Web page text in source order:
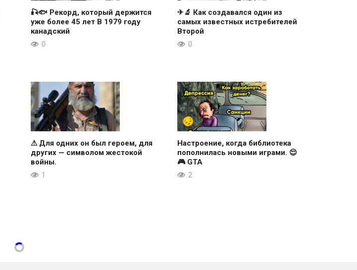
🎣🐟 Рекорд, который держится
уже более 45 лет В 1979 году
канадский
0
✈🔬 Как создавался один из
самых известных истребителей
Второй
0
⚠ Для одних он был героем, для
других — символом жестокой
войны.
1
Настроение, когда библиотека
пополнилась новыми играми. 😌
🎮 GTA
2